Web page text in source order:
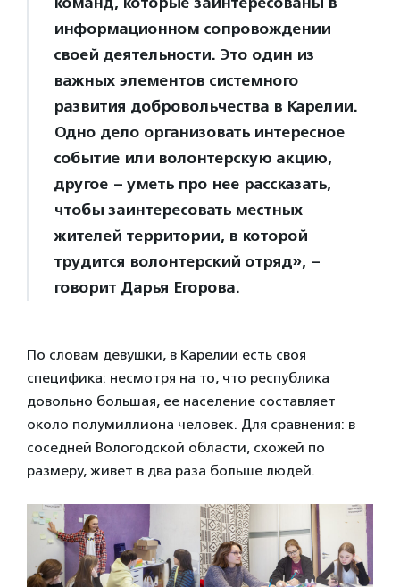
информационном сопровождении
своей деятельности. Это один из
важных элементов системного
развития добровольчества в Карелии.
Одно дело организовать интересное
событие или волонтерскую акцию,
другое – уметь про нее рассказать,
чтобы заинтересовать местных
жителей территории, в которой
трудится волонтерский отряд», –
говорит Дарья Егорова.
По словам девушки, в Карелии есть своя
специфика: несмотря на то, что республика
довольно большая, ее население составляет
около полумиллиона человек. Для сравнения: в
соседней Вологодской области, схожей по
размеру, живет в два раза больше людей.